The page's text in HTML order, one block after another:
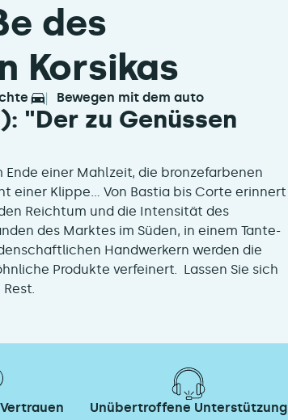
des
Korsikas
bewegen mit dem auto
"Der zu Genüssen
Ende einer Mahlzeit, die bronzefarbenen
einer Klippe... Von Bastia bis Corte erinnert
Reichtum und die Intensität des
des Marktes im Süden, in einem Tante-
Handwerkern werden die
Produkte verfeinert. Lassen Sie sich
Unübertroffene Unterstützung